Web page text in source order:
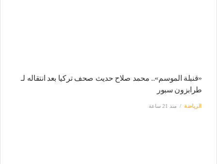
«قنبلة الموسم».. محمد صلاح حديث صحف تركيا بعد انتقاله لـ
طرابزون سبور
الرياضة منذ 21 ساعة